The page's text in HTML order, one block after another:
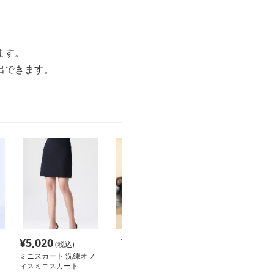
。
きます。
¥5,020(税込)
ミニスカート 洗練オフ
ィスミニスカート
¥
エストスリット極短ミニ